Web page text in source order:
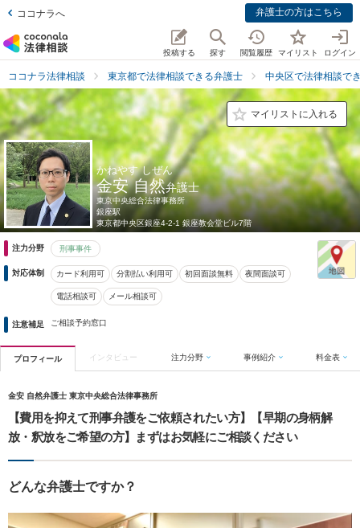
ココナラへ 弁護士の方はこちら
投稿する 探す 閲覧履歴 マイリスト ログイン
ココナラ法律相談 東京都で法律相談できる弁護士 中央区で法律相談で
マイリストに入れる
かねやす しぜん
金安 自然弁護士
東京中央総合法律事務所
銀座駅
東京都中央区銀座4-2-1 銀座教会堂ビル7階
注力分野 刑事事件
対応体制 カード利用可 分割払い利用可 初回面談無料 夜間面談可
電話相談可 メール相談可
注意補足 ご相談予約窓口
プロフィール インタビュー 注力分野 事例紹介 料金表
金安 自然弁護士 東京中央総合法律事務所
【費用を抑えて刑事弁護をご依頼されたい方】【早期の身柄解
放・釈放をご希望の方】まずはお気軽にご相談ください
どんな弁護士ですか？